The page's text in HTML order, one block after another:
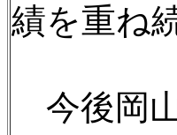
績を重ね
今後岡